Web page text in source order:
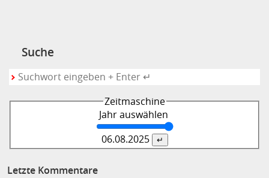
Suche
Zeitmaschine
Jahr auswählen
06.08.2025
Letzte Kommentare